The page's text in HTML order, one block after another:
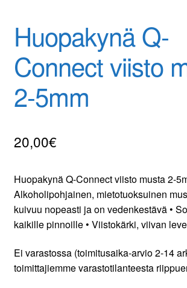
Yrityksestä
Yhteydenotto
Oma tili
Tilaa uutiskirje
Huopakynä Q-
Connect viisto
2-5mm
20,00€
Huopakynä Q-Connect viisto musta 2-
Alkoholipohjainen, mietotuoksuinen
kuivuu nopeasti ja on vedenkestävä •
kaikille pinnoille • Viistokärki, viivan
Ei varastossa (toimitusaika-arvio 2-14
toimittajiemme varastotilanteesta